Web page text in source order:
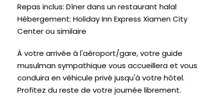
Repas inclus: Dîner dans un restaurant halal
Hébergement: Holiday Inn Express Xiamen City
Center ou similaire
À votre arrivée à l'aéroport/gare, votre guide
musulman sympathique vous accueillera et vous
conduira en véhicule privé jusqu'à votre hôtel.
Profitez du reste de votre journée librement.